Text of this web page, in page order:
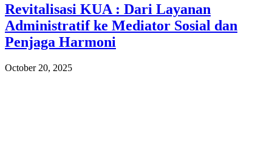
Revitalisasi KUA : Dari Layanan
Administratif ke Mediator Sosial dan
Penjaga Harmoni
October 20, 2025